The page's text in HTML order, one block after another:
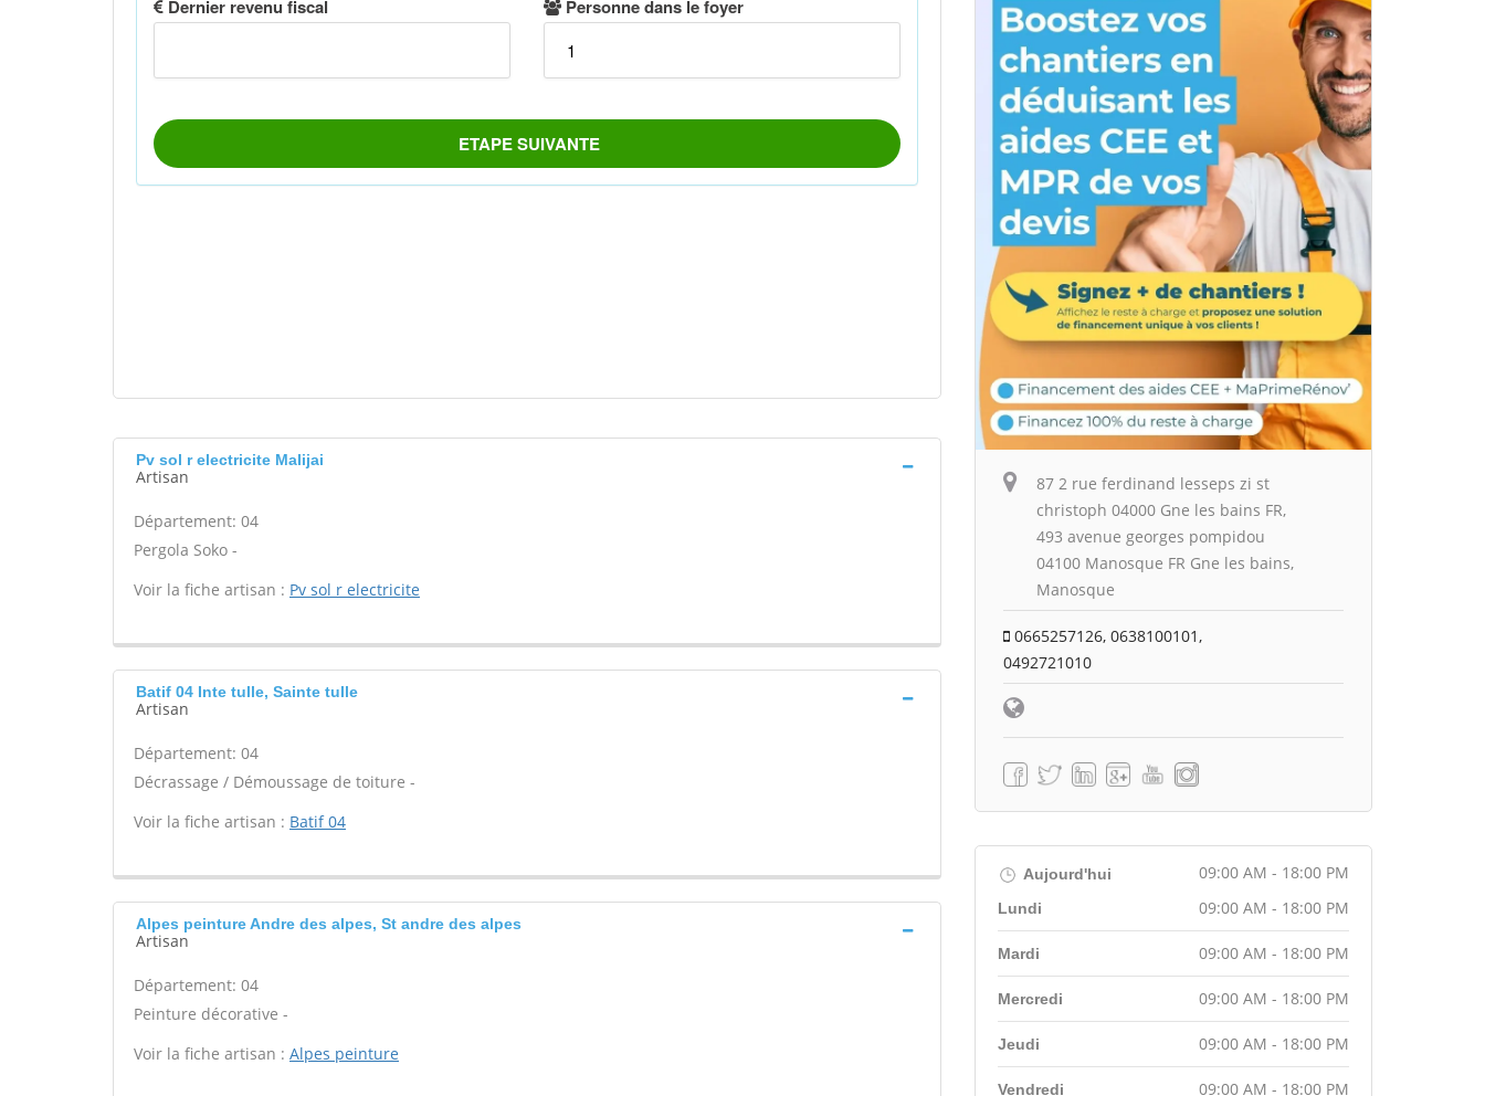
Pv sol r electricite Malijai
Artisan
Département: 04
Pergola Soko -
Voir la fiche artisan : Pv sol r electricite
Batif 04 Inte tulle, Sainte tulle
Artisan
Département: 04
Décrassage / Démoussage de toiture -
Voir la fiche artisan : Batif 04
Alpes peinture Andre des alpes, St andre des alpes
Artisan
Département: 04
Peinture décorative -
Voir la fiche artisan : Alpes peinture
87 2 rue ferdinand lesseps zi st
christoph 04000 Gne les bains FR,
493 avenue georges pompidou
04100 Manosque FR Gne les bains,
Manosque
0665257126, 0638100101,
0492721010
Aujourd'hui 09:00 AM - 18:00 PM
Lundi 09:00 AM - 18:00 PM
Mardi 09:00 AM - 18:00 PM
Mercredi 09:00 AM - 18:00 PM
Jeudi 09:00 AM - 18:00 PM
Vendredi 09:00 AM - 18:00 PM